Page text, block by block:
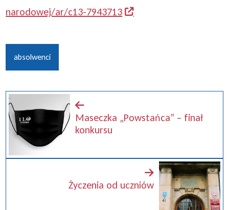
narodowej/ar/c13-7943713
absolwenci
Maseczka „Powstańca” – finał
konkursu
Życzenia od uczniów